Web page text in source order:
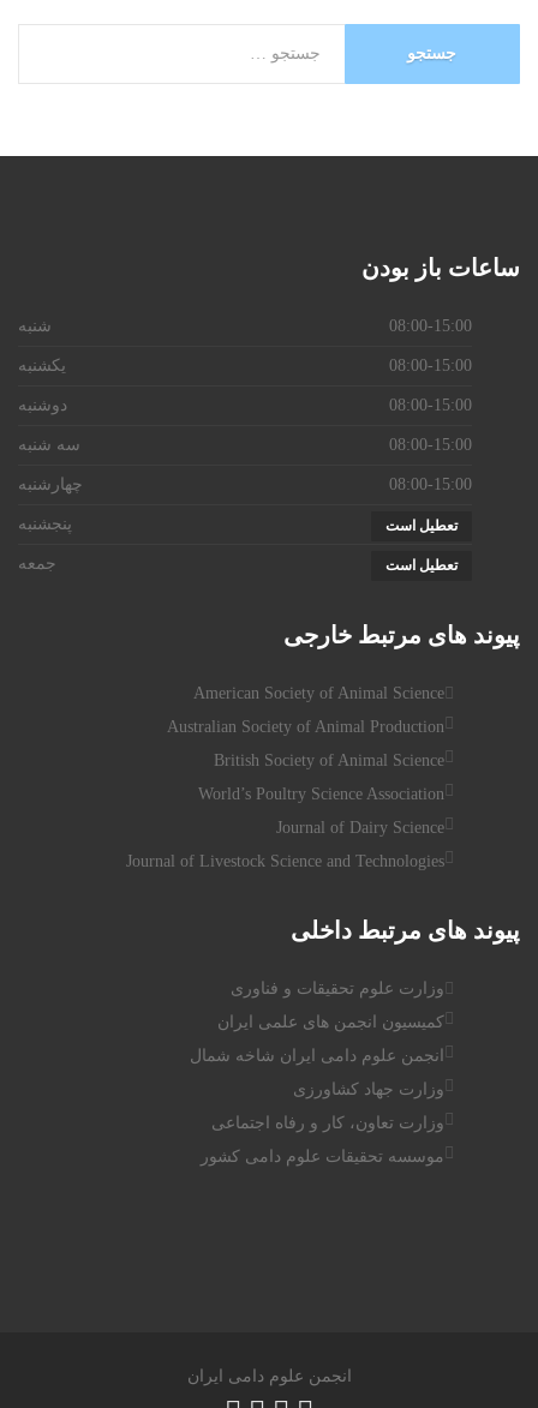
ساعات باز بودن
شنبه 08:00-15:00
یکشنبه 08:00-15:00
دوشنبه 08:00-15:00
سه شنبه 08:00-15:00
چهارشنبه 08:00-15:00
پنجشنبه تعطیل است
جمعه تعطیل است
پیوند های مرتبط خارجی
American Society of Animal Science
Australian Society of Animal Production
British Society of Animal Science
World’s Poultry Science Association
Journal of Dairy Science
Journal of Livestock Science and Technologies
پیوند های مرتبط داخلی
وزارت علوم تحقیقات و فناوری
کمیسیون انجمن های علمی ایران
انجمن علوم دامی ایران شاخه شمال
وزارت جهاد کشاورزی
وزارت تعاون، کار و رفاه اجتماعی
موسسه تحقیقات علوم دامی کشور
انجمن علوم دامی ایران